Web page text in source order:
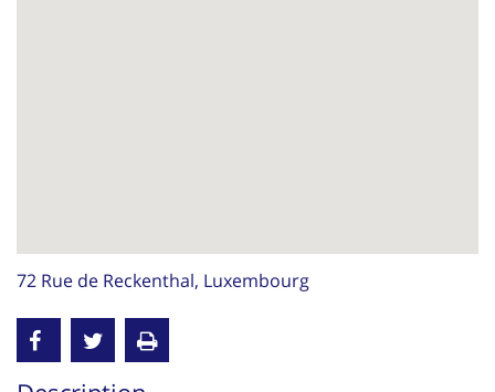
72 Rue de Reckenthal, Luxembourg